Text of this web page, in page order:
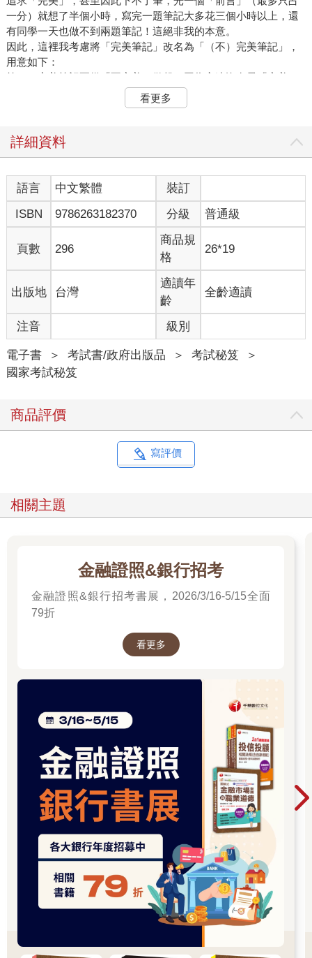
一分）就想了半個小時，寫完一題筆記大多花三個小時以上，還
有同學一天也做不到兩題筆記！這絕非我的本意。
因此，這裡我考慮將「完美筆記」改名為「（不）完美筆記」，
用意如下：
第一，完美筆記要從「不完美」做起，因為永遠沒有最「完美」
第二，因為明知它「不完美」，故有機會時要盡量修改或補充新
第三，因為知道本就「不完美」，故敢於大膽下筆，有機會時再
做筆記要先從「不完美」開始，也就是不要一下子就想讓它完
美。要做出完美的筆記很困難，那涉及到本身的學歷、經歷、習
慣等問題。關於做「（不）完美筆記」總共有20招，這裡主要提
出三招容易被忽略的項目，若想知道全部20招請參考《考典》
（P.53-70）。
1.本文內容要呈現「申論形式」，不宜只有「條列項目」。
(1)例如有些學科常常問到：「改進的措施有幾個方法？」或是
「該方案裡有哪幾個項目？」有些項目有高達11條之多，因此讀
者常常有這個疑問：「我明明寫得很好，背得很齊，書上總共11
條都寫上去了，為什麼還是那麼低分？
(2)這裡要特別提醒的是，除了題綱以外，底下的項目盡量少用
「條列一行」的項目。例如下面這個例子的兩個大標有5行「條列
1）
(3)再次強調，除了法條以外，其他學科若是列舉到8條以上就太
多了！書上雖然是這樣寫，可是書並不一定正確，而且申論題就
是要您「申論」，而不是要您將答案「背誦」出來！所以，這種
下的工夫。
家寫得都對，但是回答都是一個模式，可能是用一本書或一個補
言、本文、結尾的內容通通差不多。
(2)在這種情形之下，閱卷老師不會給高分，甚至會越給越低分，
從18分一直降到12分，甚至是10分。那麼，要怎麼呈現申論題
呢？這裡提出優質化和區隔化的概念：「優質化」就是你答得比
3.全文中，必須以自己「理解」的「課文內容」，做「精要」但
(1)這裡有三個要素，第一個是「理解」，怎麼理解呢？就是抓到
題目後再來理解。如果等到您把整本書都理解了，考試已經考完
了！所以您要先抓到這個題目，才能針對它的來龍去脈來理解，
沒得10分，也起碼理解個7、8分。不能理解怎麼辦？就先打個問
號，暫時放在一邊，因為時間很有限，再找機會來處理就好。
(2)再來，看完課文要來寫申論題筆記時，要「精到」而「完
整」。一般教科書、參考書、題解書，因為提供讀者參考，所以
資料的份量一定很多，您不能全部都照著寫，而要「精到」。要
精到也不能太簡略，題目所問的都要回答，所以要針對它的子
題，做出完整的說明、完整的論述。這也是「（不）完美筆記」
很重要的一招，除非您寫的是課文中「精到而完整」的內容，否
看更多
詳細資料
語言 中文繁體
裝訂
ISBN
9786263182370 分級 普通級
頁數 296
商品規
格
26*19
出版地 台灣
適讀年
齡
全齡適讀
注音 級別
電子書 ＞ 考試書/政府出版品 ＞ 考試秘笈
＞
國家考試秘笈
商品評價
寫評價
相關主題
金融證照&銀行招考
金融證照&銀行招考書展，2026/3/16-5/15全面
79折
看更多